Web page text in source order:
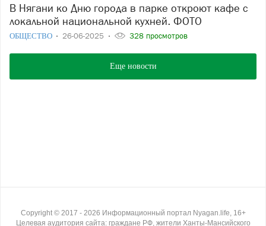
В Нягани ко Дню города в парке откроют кафе с
локальной национальной кухней. ФОТО
ОБЩЕСТВО 26-06-2025 328 просмотров
Еще новости
Copyright © 2017 - 2026 Информационный портал Nyagan.life, 16+
Целевая аудитория сайта: граждане РФ, жители Ханты-Мансийского